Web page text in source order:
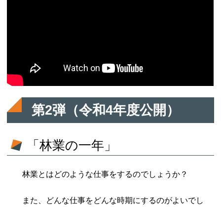
第2弾（令和4年度公開）
「林業の一年」
林業とはどのような仕事をするのでしょうか？
また、どんな仕事をどんな時期にするのがよいでし